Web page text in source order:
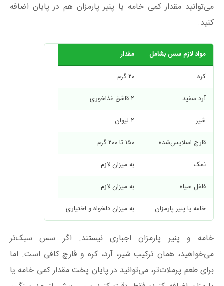
می‌توانید مقدار کمی خامه یا پنیر پارمزان هم در پایان اضافه
کنید.
مواد لازم سس بشامل مقدار
کره
۲۰ گرم
آرد سفید
۲ قاشق غذاخوری
شیر
۲ لیوان
قارچ اسلایس‌شده
۱۵۰ تا ۲۰۰ گرم
نمک
به میزان لازم
فلفل سیاه
به میزان لازم
خامه یا پنیر پارمزان
به میزان دلخواه و اختیاری
خامه و پنیر پارمزان اجباری نیستند. اگر سس سبک‌تر
می‌خواهید، همان ترکیب شیر، آرد، کره و قارچ کافی است. اما
برای طعم پرملات‌تر، می‌توانید در پایان پخت مقدار کمی خامه یا